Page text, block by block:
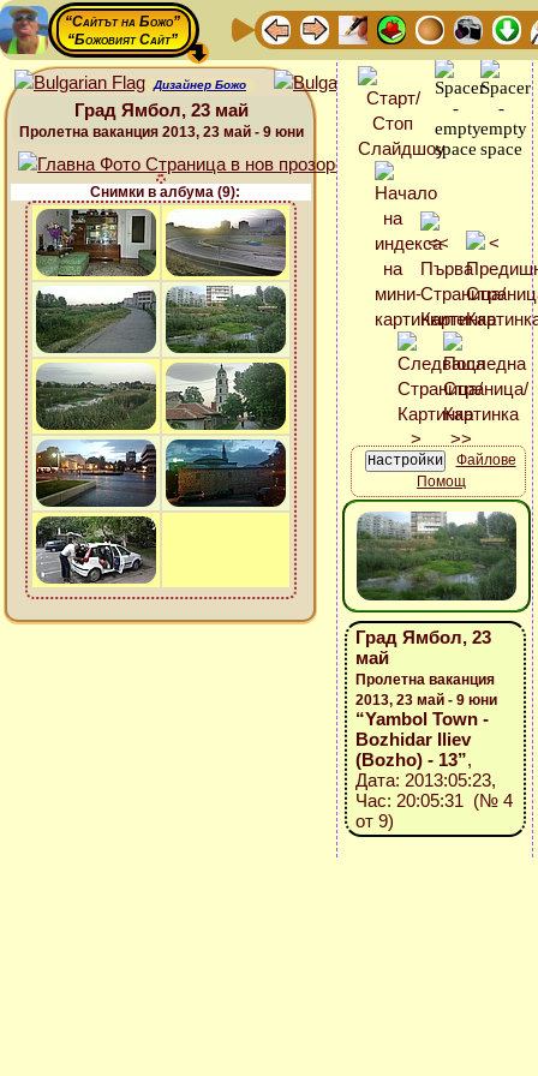
“Сайтът на Божо”
“Божовият Сайт”
Дизайнер Божо
Град Ямбол, 23 май
Пролетна ваканция 2013, 23 май - 9 юни
Снимки в албума (9):
Файлове
Помощ
Град Ямбол, 23
май
Пролетна ваканция
2013, 23 май - 9 юни
“Yambol Town -
Bozhidar Iliev
(Bozho) - 13”,
Дата: 2013:05:23,
Час: 20:05:31 (№ 4
от 9)